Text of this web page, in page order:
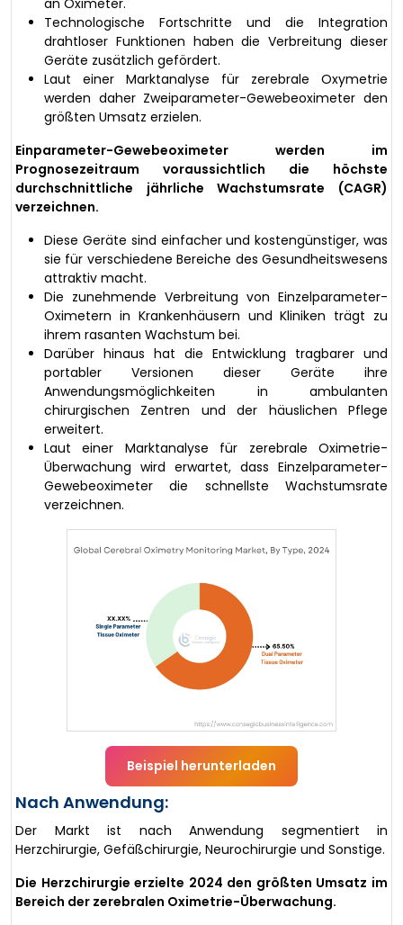
Technologische Fortschritte und die Integration
drahtloser Funktionen haben die Verbreitung dieser
Geräte zusätzlich gefördert.
Laut einer Marktanalyse für zerebrale Oxymetrie
werden daher Zweiparameter-Gewebeoximeter den
größten Umsatz erzielen.
Einparameter-Gewebeoximeter werden im
Prognosezeitraum voraussichtlich die höchste
durchschnittliche jährliche Wachstumsrate (CAGR)
verzeichnen.
Diese Geräte sind einfacher und kostengünstiger, was
sie für verschiedene Bereiche des Gesundheitswesens
attraktiv macht.
Die zunehmende Verbreitung von Einzelparameter-
Oximetern in Krankenhäusern und Kliniken trägt zu
ihrem rasanten Wachstum bei.
Darüber hinaus hat die Entwicklung tragbarer und
portabler Versionen dieser Geräte ihre
Anwendungsmöglichkeiten in ambulanten
chirurgischen Zentren und der häuslichen Pflege
erweitert.
Laut einer Marktanalyse für zerebrale Oximetrie-
Überwachung wird erwartet, dass Einzelparameter-
Gewebeoximeter die schnellste Wachstumsrate
verzeichnen.
Beispiel herunterladen
Nach Anwendung:
Der Markt ist nach Anwendung segmentiert in
Herzchirurgie, Gefäßchirurgie, Neurochirurgie und Sonstige.
Die Herzchirurgie erzielte 2024 den größten Umsatz im
Bereich der zerebralen Oximetrie-Überwachung.